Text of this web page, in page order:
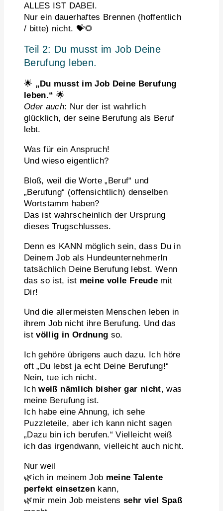
ALLES IST DABEI.
Nur ein dauerhaftes Brennen (hoffentlich
/ bitte) nicht. 💝🌻
Teil 2: Du musst im Job Deine
Berufung leben.
🌟 „Du musst im Job Deine Berufung
leben.“ 🌟
Oder auch: Nur der ist wahrlich
glücklich, der seine Berufung als Beruf
lebt.
Was für ein Anspruch!
Und wieso eigentlich?
Bloß, weil die Worte „Beruf“ und
„Berufung“ (offensichtlich) denselben
Wortstamm haben?
Das ist wahrscheinlich der Ursprung
dieses Trugschlusses.
Denn es KANN möglich sein, dass Du in
Deinem Job als HundeunternehmerIn
tatsächlich Deine Berufung lebst. Wenn
das so ist, ist meine volle Freudemit
Dir!
Und die allermeisten Menschen leben in
ihrem Job nicht ihre Berufung. Und das
ist völlig in Ordnung so.
Ich gehöre übrigens auch dazu. Ich höre
oft „Du lebst ja echt Deine Berufung!“
Nein, tue ich nicht.
Ichweiß nämlich bisher gar nicht, was
meine Berufung ist.
Ich habe eine Ahnung, ich sehe
Puzzleteile, aber ich kann nicht sagen
„Dazu bin ich berufen.“ Vielleicht weiß
ich das irgendwann, vielleicht auch nicht.
Nur weil
🌿ich in meinem Job meine Talente
perfekt einsetzenkann,
🌿mir mein Job meistenssehr viel Spaß